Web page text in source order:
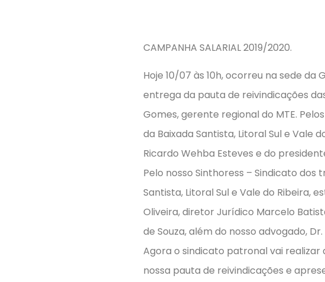
CAMPANHA SALARIAL 2019/2020.
Hoje 10/07 às 10h, ocorreu na sede
entrega da pauta de reivindicações
Gomes, gerente regional do MTE.
da Baixada Santista, Litoral Sul e Vale
Ricardo Wehba Esteves e do
Pelo nosso Sinthoress – Sindicato
Santista, Litoral Sul e Vale do Ribeira,
Oliveira, diretor Jurídico Marcelo
de Souza, além do nosso advogado,
Agora o sindicato patronal vai
nossa pauta de reivindicações e